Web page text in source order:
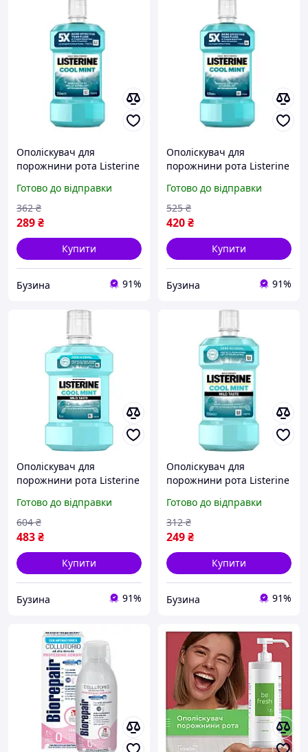
Ополіскувач для
порожнини рота Listerine
мл
3574660639643/501012370
3509 buzyna
Готово до відправки
289₴
362 ₴
Купити
Бузина 91%
Ополіскувач для
порожнини рота Listerine
мл
3574661070360/501012370
3585 buzyna
Готово до відправки
420₴
525 ₴
Купити
Бузина 91%
Ополіскувач для
порожнини рота Listerine
(3574661011394/35746616
19927)
Готово до відправки
483₴
604 ₴
Купити
Бузина 91%
Ополіскувач для
порожнини рота Listerine
3574661044965/357466102
1768 buzyna
Готово до відправки
249₴
312 ₴
Купити
Бузина 91%